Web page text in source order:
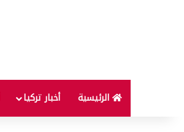
الرئيسية أخبار تركيا